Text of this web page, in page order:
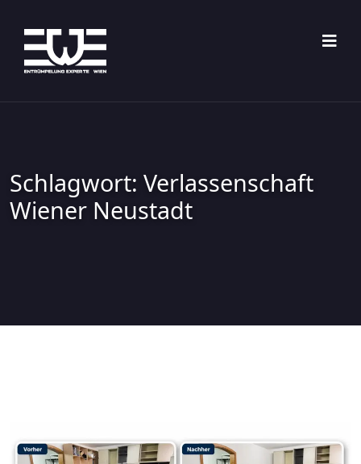
content
Schlagwort: Verlassenschaft
Wiener Neustadt